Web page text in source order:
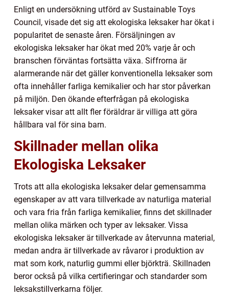
Enligt en undersökning utförd av Sustainable Toys
Council, visade det sig att ekologiska leksaker har ökat i
popularitet de senaste åren. Försäljningen av
ekologiska leksaker har ökat med 20% varje år och
branschen förväntas fortsätta växa. Siffrorna är
alarmerande när det gäller konventionella leksaker som
ofta innehåller farliga kemikalier och har stor påverkan
på miljön. Den ökande efterfrågan på ekologiska
leksaker visar att allt fler föräldrar är villiga att göra
hållbara val för sina barn.
Skillnader mellan olika
Ekologiska Leksaker
Trots att alla ekologiska leksaker delar gemensamma
egenskaper av att vara tillverkade av naturliga material
och vara fria från farliga kemikalier, finns det skillnader
mellan olika märken och typer av leksaker. Vissa
ekologiska leksaker är tillverkade av återvunna material,
medan andra är tillverkade av råvaror i produktion av
mat som kork, naturlig gummi eller björkträ. Skillnaden
beror också på vilka certifieringar och standarder som
leksakstillverkarna följer.